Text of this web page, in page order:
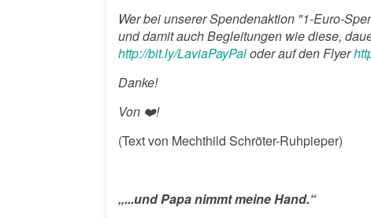
Wer bei unserer Spendenaktion "1-Euro-
und damit auch Begleitungen wie diese,
http://bit.ly/LaviaPayPaloder auf den Flyer
Danke!
Von ❤️!
(Text von Mechthild Schröter-Ruhpieper)
„...und Papa nimmt meine Hand.“